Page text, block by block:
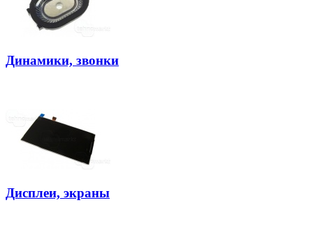
Динамики, звонки
Дисплеи, экраны